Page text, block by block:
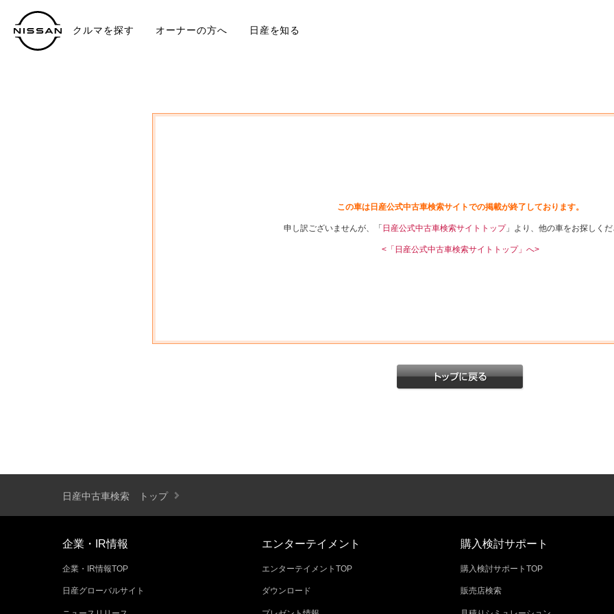
クルマを探す オーナーの方へ 日産を知る
この車は日産公式中古車検索サイトでの掲載が終了しております。
申し訳ございませんが、「 日産公式中古車検索サイトトップ」より、他の車をお探しくだ
<「日産公式中古車検索サイトトップ」へ>
日産中古車検索 トップ
企業・IR情報
企業・IR情報TOP
日産グローバルサイト
エンターテイメント
エンターテイメントTOP
ダウンロード
購入検討サポート
購入検討サポートTOP
販売店検索